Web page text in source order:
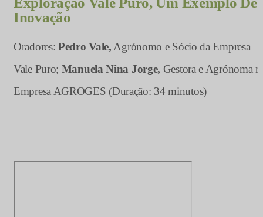
Inovação
Oradores: Pedro Vale, Agrónomo e Sócio da Empresa
Vale Puro; Manuela Nina Jorge, Gestora e Agrónoma
Empresa AGROGES (Duração: 34 minutos)